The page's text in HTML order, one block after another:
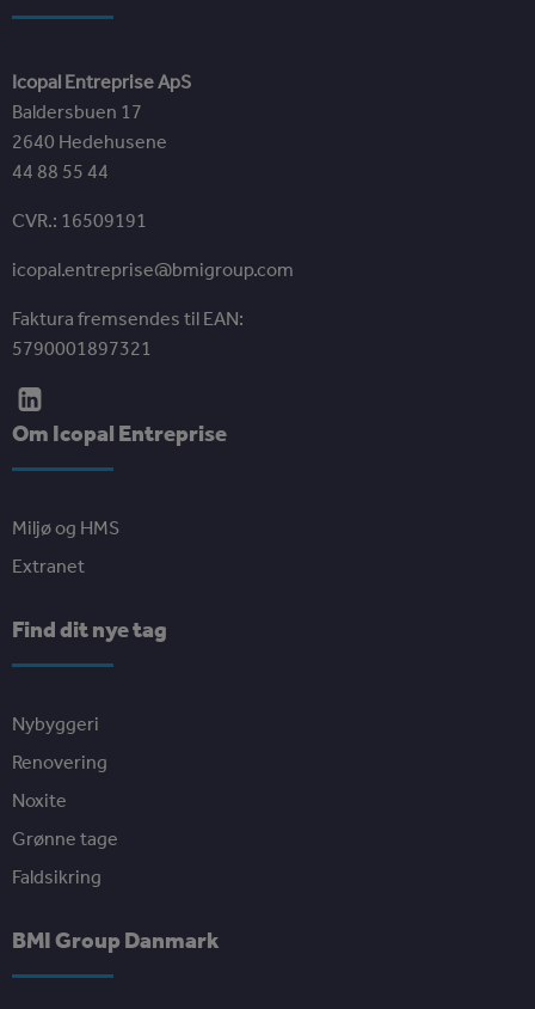
Icopal Entreprise ApS
Baldersbuen 17
2640 Hedehusene
44 88 55 44
CVR.: 16509191
icopal.entreprise@bmigroup.com
Faktura fremsendes til EAN:
5790001897321
Om Icopal Entreprise
Miljø og HMS
Extranet
Find dit nye tag
Nybyggeri
Renovering
Noxite
Grønne tage
Faldsikring
BMI Group Danmark